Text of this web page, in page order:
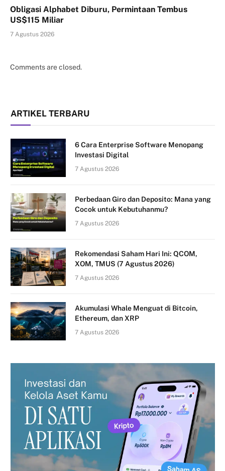
Obligasi Alphabet Diburu, Permintaan Tembus
US$115 Miliar
7 Agustus 2026
Comments are closed.
ARTIKEL TERBARU
6 Cara Enterprise Software Menopang
Investasi Digital
7 Agustus 2026
Perbedaan Giro dan Deposito: Mana yang
Cocok untuk Kebutuhanmu?
7 Agustus 2026
Rekomendasi Saham Hari Ini: QCOM,
XOM, TMUS (7 Agustus 2026)
7 Agustus 2026
Akumulasi Whale Menguat di Bitcoin,
Ethereum, dan XRP
7 Agustus 2026